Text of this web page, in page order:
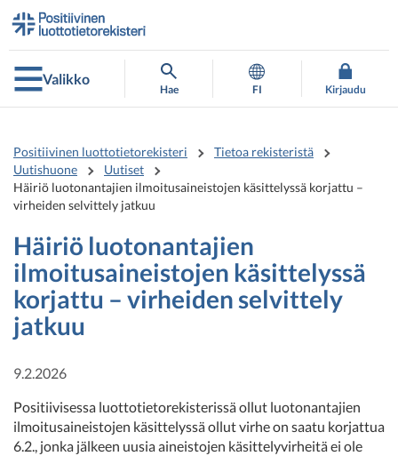
Siirry
suoraan
sisältöön
Siirry
koko
sivuston
hakuun
Valikko
Hae FI Kirjaudu
Positiivinen luottotietorekisteri
Tietoa rekisteristä
Uutishuone
Uutiset
Häiriö luotonantajien ilmoitusaineistojen käsittelyssä korjattu –
virheiden selvittely jatkuu
Häiriö luotonantajien
ilmoitusaineistojen käsittelyssä
korjattu – virheiden selvittely
jatkuu
9.2.2026
Positiivisessa luottotietorekisterissä ollut luotonantajien
ilmoitusaineistojen käsittelyssä ollut virhe on saatu korjattua
6.2., jonka jälkeen uusia aineistojen käsittelyvirheitä ei ole